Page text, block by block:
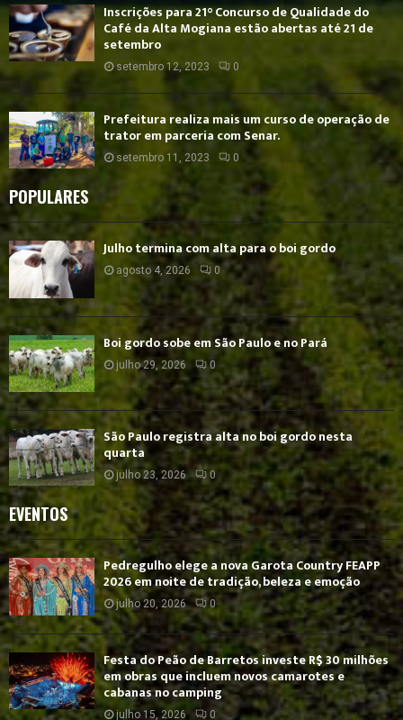
Inscrições para 21° Concurso de Qualidade do
Café da Alta Mogiana estão abertas até 21 de
setembro
setembro 12, 2023 0
Prefeitura realiza mais um curso de operação de
trator em parceria com Senar.
setembro 11, 2023 0
POPULARES
Julho termina com alta para o boi gordo
agosto 4, 2026 0
Boi gordo sobe em São Paulo e no Pará
julho 29, 2026 0
São Paulo registra alta no boi gordo nesta
quarta
julho 23, 2026 0
EVENTOS
Pedregulho elege a nova Garota Country FEAPP
2026 em noite de tradição, beleza e emoção
julho 20, 2026 0
Festa do Peão de Barretos investe R$ 30 milhões
em obras que incluem novos camarotes e
cabanas no camping
julho 15, 2026 0